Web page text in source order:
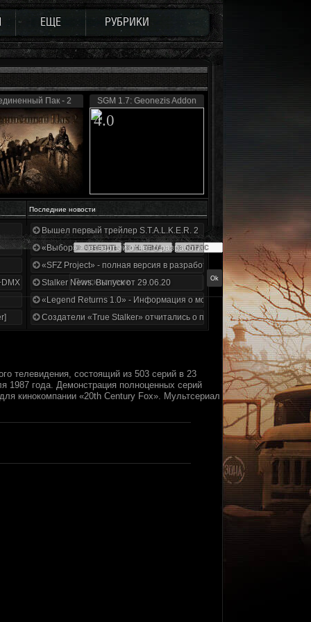
ЕЩЕ РУБРИКИ
Пак - 2 SGM 1.7: Geonezis Addon
4.0
Последние новости
1.3.5.ООП.МА.К.
Вышел первый трейлер S.T.A.L.K.E.R. 2
«Выбор» - четвертый отчет о разработке!
«SFZ Project» - полная версия в разработке!
Stalker News. Выпуск от 29.06.20
«Legend Returns 1.0» - Информация о моде за июнь 2020
Создатели «True Stalker» отчитались о проделанной работе
телевидения, состоящий из 503 серий в 23
1987 года. Демонстрация полноценных серий
кинокомпании «20th Century Fox». Мультсериал